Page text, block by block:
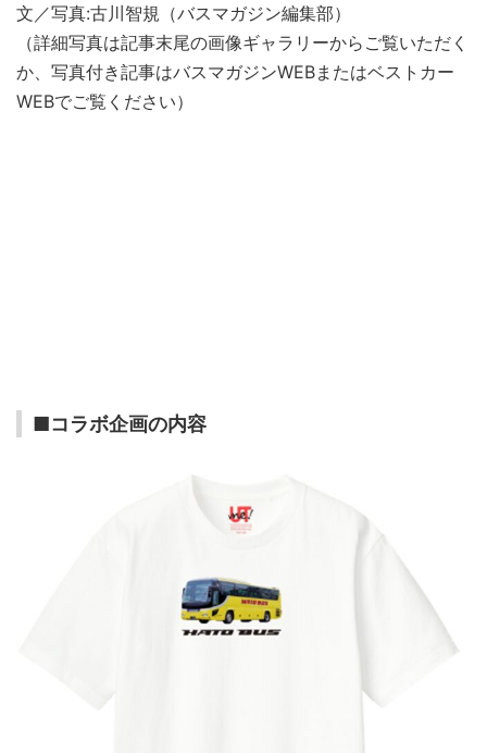
文／写真:古川智規（バスマガジン編集部）
（詳細写真は記事末尾の画像ギャラリーからご覧いただく
か、写真付き記事はバスマガジンWEBまたはベストカー
WEBでご覧ください）
■コラボ企画の内容